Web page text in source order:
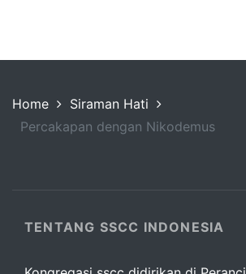
Home
Siraman Hati
Percakapan dengan Nikodemus
TENTANG SSCC INDONESIA